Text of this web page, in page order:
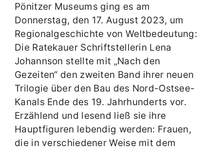
Pönitzer Museums ging es am
Donnerstag, den 17. August 2023, um
Regionalgeschichte von Weltbedeutung:
Die Ratekauer Schriftstellerin Lena
Johannson stellte mit „Nach den
Gezeiten“ den zweiten Band ihrer neuen
Trilogie über den Bau des Nord-Ostsee-
Kanals Ende des 19. Jahrhunderts vor.
Erzählend und lesend ließ sie ihre
Hauptfiguren lebendig werden: Frauen,
die in verschiedener Weise mit dem